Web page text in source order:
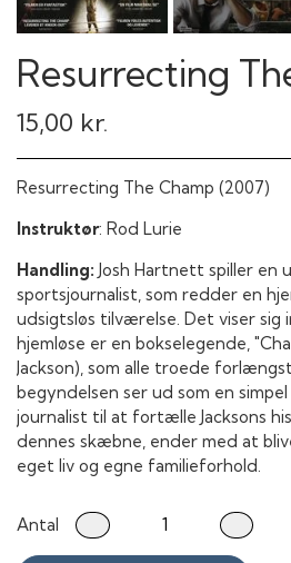
Resurrecting
15,00 kr.
Resurrecting The Champ (2007)
Instruktør: Rod Lurie
Handling: Josh Hartnett spiller en
sportsjournalist, som redder en
udsigtsløs tilværelse. Det viser sig
hjemløse er en bokselegende,
Jackson), som alle troede
begyndelsen ser ud som en
journalist til at fortælle Jacksons
dennes skæbne, ender med at
eget liv og egne familieforhold.
Antal